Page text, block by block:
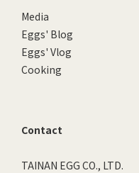
Media
Eggs' Blog
Eggs' Vlog
Cooking
Contact
TAINAN EGG CO., LTD.